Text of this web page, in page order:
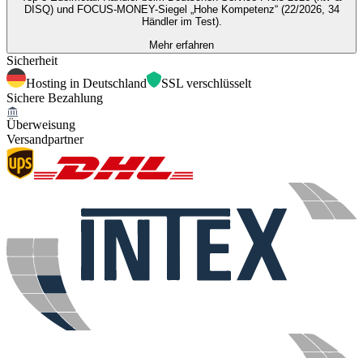
DISQ) und FOCUS-MONEY-Siegel „Hohe Kompetenz“ (22/2026, 34
Händler im Test).
Mehr erfahren
Sicherheit
Hosting in Deutschland
SSL verschlüsselt
Sichere Bezahlung
Überweisung
Versandpartner